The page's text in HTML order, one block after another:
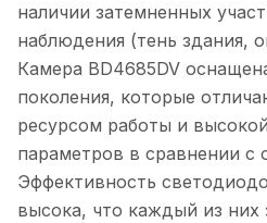
наличии затемненных
наблюдения (тень здания,
Камера BD4685DV
поколения, которые
ресурсом работы и
параметров в сравнении с
Эффективность
высока, что каждый из них